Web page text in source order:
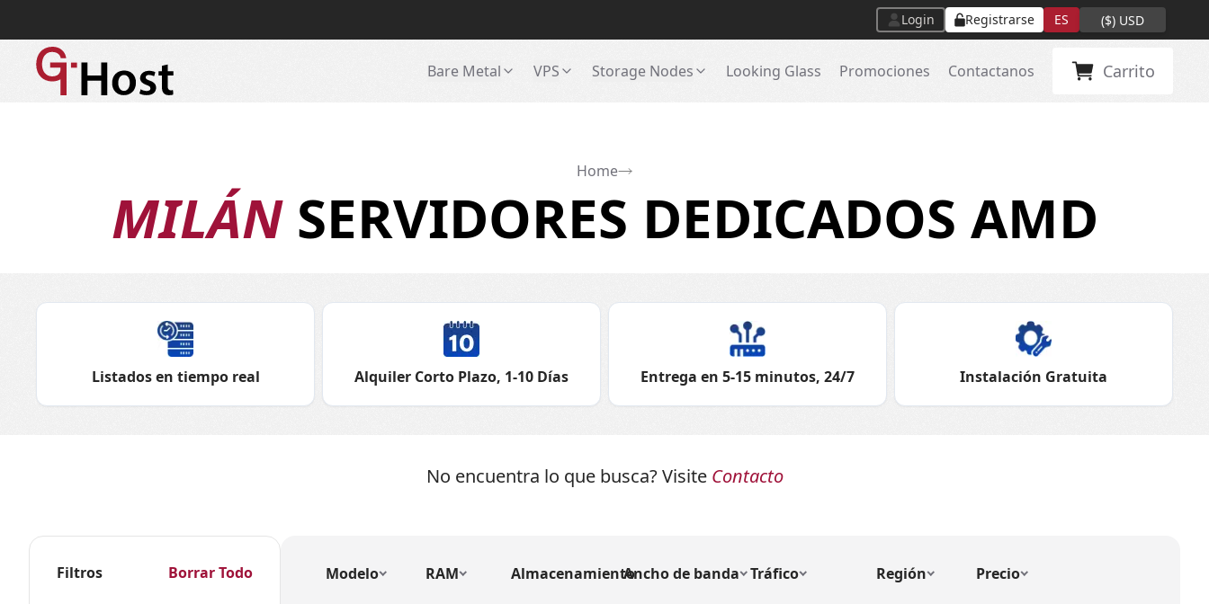
Login Registrarse ES ($) USD
Bare Metal VPS Storage Nodes Looking Glass Promociones Contactanos Carrito
Home
MILÁNSERVIDORES DEDICADOS AMD
Listados en tiempo real Alquiler Corto Plazo, 1-10 Días Entrega en 5-15 minutos, 24/7 Instalación Gratuita
No encuentra lo que busca? Visite Contacto
Filtros Borrar Todo Modelo RAM AlmacenamientoAncho de banda Tráfico Región Precio